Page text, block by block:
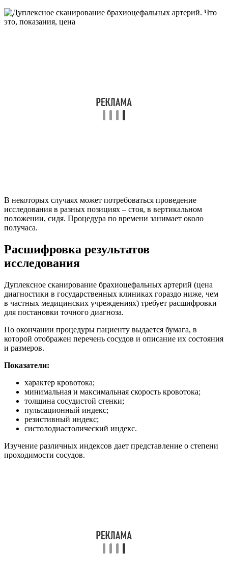
В некоторых случаях может потребоваться проведение
исследования в разных позициях – стоя, в вертикальном
положении, сидя. Процедура по времени занимает около
получаса.
Расшифровка результатов
исследования
Дуплексное сканирование брахиоцефальных артерий (цена
диагностики в государственных клиниках гораздо ниже, чем
в частных медицинских учреждениях) требует расшифровки
для постановки точного диагноза.
По окончании процедуры пациенту выдается бумага, в
которой отображен перечень сосудов и описание их состояния
и размеров.
Показатели:
характер кровотока;
минимальная и максимальная скорость кровотока;
толщина сосудистой стенки;
пульсационный индекс;
резистивный индекс;
систолодиастолический индекс.
Изучение различных индексов дает представление о степени
проходимости сосудов.